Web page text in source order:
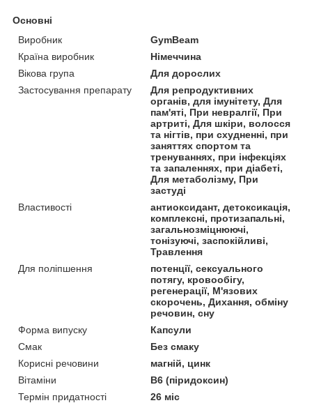
Основні
Виробник
GymBeam
Країна виробник
Німеччина
Вікова група
Для дорослих
Застосування препарату
Для репродуктивних
органів, для імунітету, Для
пам'яті, При невралгії, При
артриті, Для шкіри, волосся
та нігтів, при схудненні, при
заняттях спортом та
тренуваннях, при інфекціях
та запаленнях, при діабеті,
Для метаболізму, При
застуді
Властивості
антиоксидант, детоксикація,
комплексні, протизапальні,
загальнозміцнюючі,
тонізуючі, заспокійливі,
Травлення
Для поліпшення
потенції, сексуального
потягу, кровообігу,
регенерації, М'язових
скорочень, Дихання, обміну
речовин, сну
Форма випуску
Капсули
Смак
Без смаку
Корисні речовини
магній, цинк
Вітаміни
В6 (піридоксин)
Термін придатності
26 міс